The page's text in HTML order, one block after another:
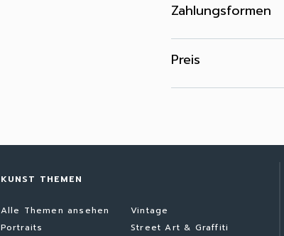
Zahlungsformen
Preis
KUNST THEMEN
Alle Themen ansehen
Portraits
Vintage
Street Art & Graffiti